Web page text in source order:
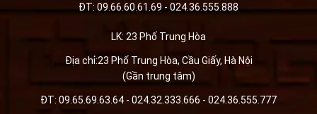
ĐT: 09.66.60.61.69 - 024.36.555.888
LK: 23 Phố Trung Hòa
Địa chỉ:23 Phố Trung Hòa, Cầu Giấy, Hà Nội
(Gần trung tâm)
ĐT: 09.65.69.63.64 - 024.32.333.666 - 024.36.555.777